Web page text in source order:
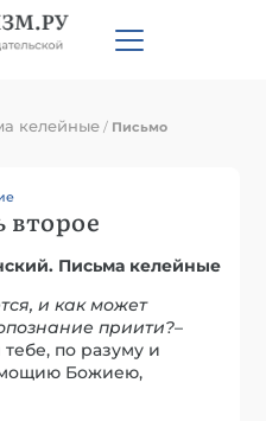
келейные / Письмо
Письма келейные
и как может
приити?–
по разуму и
Божиею,